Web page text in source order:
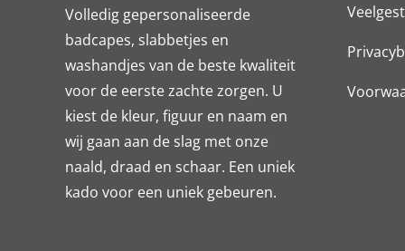
Volledig gepersonaliseerde
badcapes, slabbetjes en
washandjes van de beste kwaliteit
voor de eerste zachte zorgen. U
kiest de kleur, figuur en naam en
wij gaan aan de slag met onze
naald, draad en schaar. Een uniek
kado voor een uniek gebeuren.